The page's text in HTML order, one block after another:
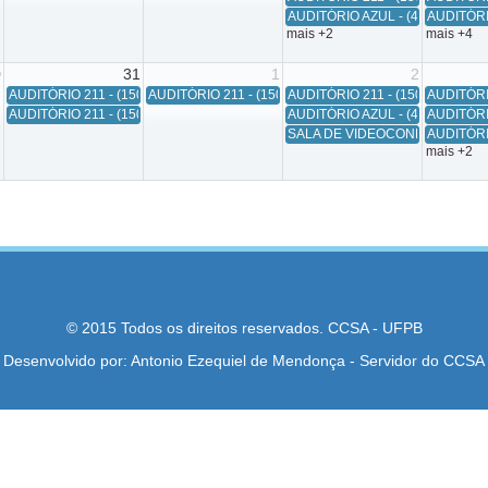
AUDITÓRIO AZUL - (45 A 50
mais +2
mais +4
31 1 2
AUDITÓRIO 211 - (150 PESSOAS) # BiblioArqui 2026/2 # Horário de Início =
AUDITÓRIO 211 - (150 PESSOAS) # Mesa Redonda:
AUDITÓRIO 211 - (150
AUDITÓRIO 211 - (150 PESSOAS) # Colação de Grau CI # Horário de Início =
AUDITÓRIO AZUL - (45 A 50
SALA DE
mais +2
© 2015 Todos os direitos reservados. CCSA - UFPB
Desenvolvido por: Antonio Ezequiel de Mendonça - Servidor do CCSA